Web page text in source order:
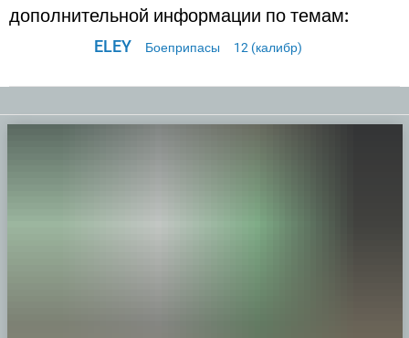
дополнительной информации по темам:
ELEY Боеприпасы 12 (калибр)